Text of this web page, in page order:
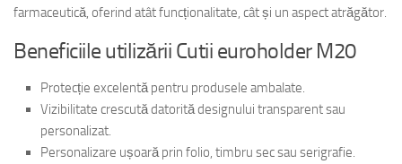
farmaceutică, oferind atât funcționalitate, cât și un aspect atrăgător.
Beneficiile utilizării Cutii euroholder M20
Protecție excelentă pentru produsele ambalate.
Vizibilitate crescută datorită designului transparent sau
personalizat.
Personalizare ușoară prin folio, timbru sec sau serigrafie.